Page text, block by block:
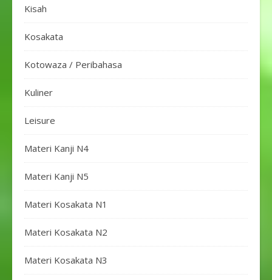
Kisah
Kosakata
Kotowaza / Peribahasa
Kuliner
Leisure
Materi Kanji N4
Materi Kanji N5
Materi Kosakata N1
Materi Kosakata N2
Materi Kosakata N3